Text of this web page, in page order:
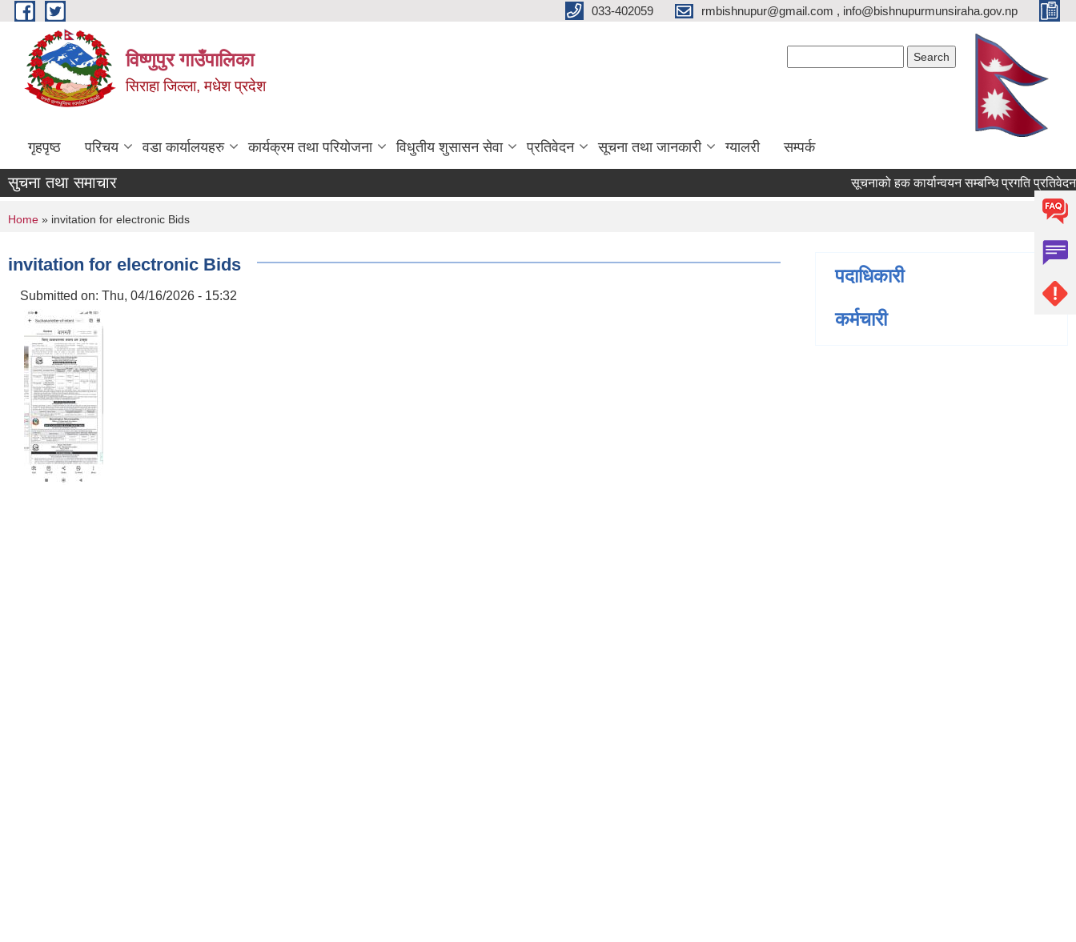
Skip to main content 033-402059 rmbishnupur@gmail.com , info@bishnupurmunsiraha.gov.np
विष्णुपुर गाउँपालिका
सिराहा जिल्ला, मधेश प्रदेश
गृहपृष्ठ परिचय वडा कार्यालयहरु कार्यक्रम तथा परियोजना विधुतीय शुसासन सेवा प्रतिवेदन सूचना तथा जानकारी ग्यालरी सम्पर्क
सुचना तथा समाचार सूचनाको हक कार्यान्वयन सम्बन्धि प्रगति
You are here
Home » invitation for electronic Bids
invitation for electronic Bids
Submitted on: Thu, 04/16/2026 - 15:32
पदाधिकारी
कर्मचारी